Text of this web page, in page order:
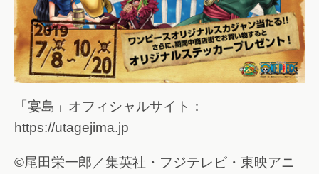
「宴島」オフィシャルサイト：
https://utagejima.jp
©尾田栄一郎／集英社・フジテレビ・東映アニ